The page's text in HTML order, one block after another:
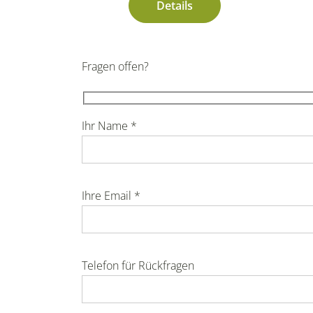
Details
Fragen offen?
Ihr Name *
Ihre Email *
Telefon für Rückfragen